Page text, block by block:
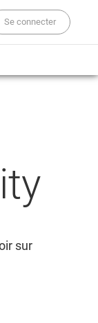
Se connecter
sur